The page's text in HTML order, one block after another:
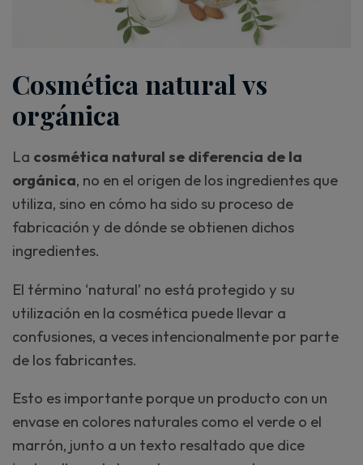
Cosmética natural vs
orgánica
La cosmética natural se diferencia de la
orgánica, no en el origen de los ingredientes que
utiliza, sino en cómo ha sido su proceso de
fabricación y de dónde se obtienen dichos
ingredientes.
El término ‘natural’ no está protegido y su
utilización en la cosmética puede llevar a
confusiones, a veces intencionalmente por parte
de los fabricantes.
Esto es importante porque un producto con un
envase en colores naturales como el verde o el
marrón, junto a un texto resaltado que dice